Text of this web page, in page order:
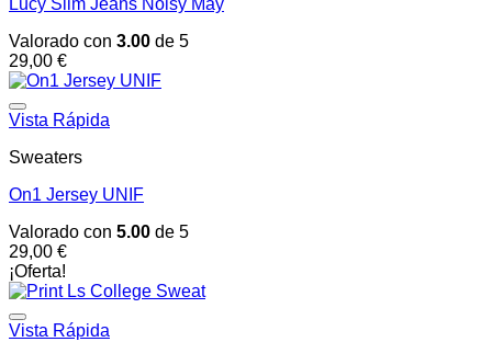
Lucy Slim Jeans Noisy May
Valorado con 3.00 de 5
29,00 €
Vista Rápida
Sweaters
On1 Jersey UNIF
Valorado con 5.00 de 5
29,00 €
¡Oferta!
Vista Rápida